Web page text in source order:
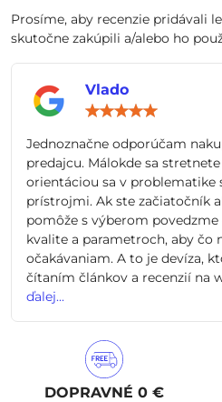
Prosíme, aby recenzie pridávali
skutočne zakúpili a/alebo ho
Vlado
5
Jednoznačne odporúčam
predajcu. Málokde sa
orientáciou sa v problematike
prístrojmi. Ak ste začiatočník
pomôže s výberom
kvalite a parametroch, aby čo
očakávaniam. A to je devíza,
čítaním článkov a recenzií na
ďalej...
DOPRAVNÉ 0 €